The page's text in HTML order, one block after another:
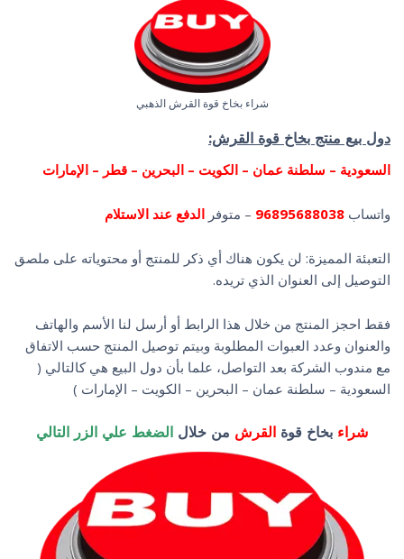
شراء بخاخ قوة القرش الذهبي
دول بيع منتج بخاخ قوة القرش:
السعودية – سلطنة عمان – الكويت – البحرين – قطر – الإمارات
واتساب 96895688038 – متوفر الدفع عند الاستلام
التعبئة المميزة: لن يكون هناك أي ذكر للمنتج أو محتوياته على ملصق
التوصيل إلى العنوان الذي تريده.
فقط احجز المنتج من خلال هذا الرابط أو أرسل لنا الأسم والهاتف
والعنوان وعدد العبوات المطلوبة وبيتم توصيل المنتج حسب الاتفاق
مع مندوب الشركة بعد التواصل، علما بأن دول البيع هي كالتالي (
السعودية – سلطنة عمان – البحرين – الكويت – الإمارات )
شراء بخاخ قوة القرش من خلال الضغط علي الزر التالي